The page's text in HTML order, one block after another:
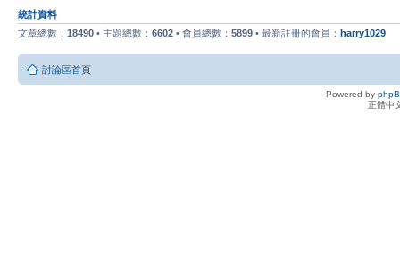
統計資料
文章總數： 18490 • 主題總數： 6602 • 會員總數： 5899 • 最新註冊的會員： harry1029
討論區首頁
Powered by
正體中